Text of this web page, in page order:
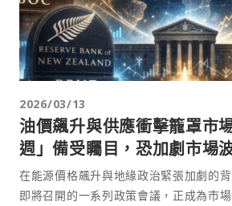
2026/03/13
油價飆升與供應衝擊籠罩市
週」備受矚目，恐加劇市場
在能源價格飆升與地緣政治緊張加劇的
即將召開的一系列政策會議，正成為市